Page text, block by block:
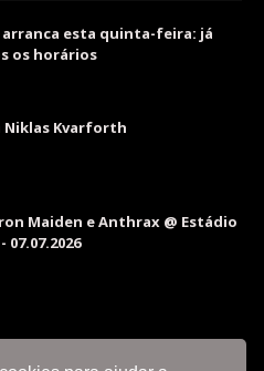
arranca esta quinta-feira: já
os horários
Kvarforth
Maiden e Anthrax @ Estádio
07.07.2026